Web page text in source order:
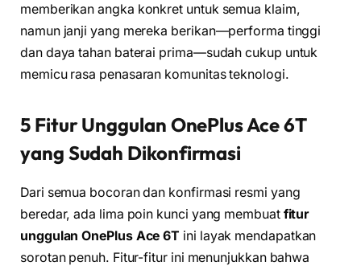
memberikan angka konkret untuk semua klaim,
namun janji yang mereka berikan—performa tinggi
dan daya tahan baterai prima—sudah cukup untuk
memicu rasa penasaran komunitas teknologi.
5 Fitur Unggulan OnePlus Ace 6T
yang Sudah Dikonfirmasi
Dari semua bocoran dan konfirmasi resmi yang
beredar, ada lima poin kunci yang membuat fitur
unggulan OnePlus Ace 6T ini layak mendapatkan
sorotan penuh. Fitur-fitur ini menunjukkan bahwa